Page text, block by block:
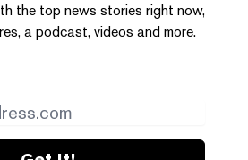
the top news stories right now,
a podcast, videos and more.